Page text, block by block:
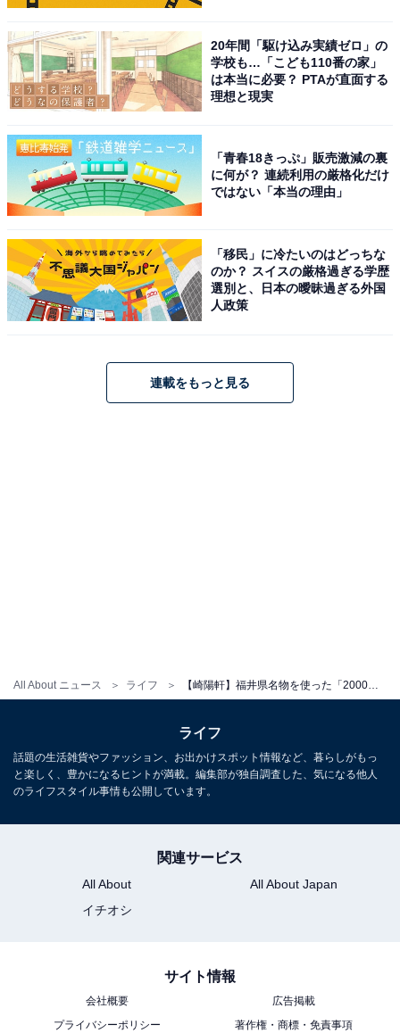
All About ニュース ライフ
福笑御膳（税込2000円）※完全予約販売
「全国に誇る美食の宝庫といわれる福井県の魅力が詰ま
ったお弁当を食べることで自然と笑顔になっていただき
たい」という願いが込められています。『小山薫堂 東京
掛け紙には小山薫堂さんによる「福笑御膳」の題字、福
井県の代表的な観光地である「三方五湖」「丸岡城」
福井県の魅力が詰まった「福笑御膳」食べてみ
20年間「駆け込み実績ゼロ」の
学校も…「こども110番の家」
は本当に必要？ PTAが直面する
理想と現実
「青春18きっぷ」販売激減の裏
に何が？ 連続利用の厳格化だけ
ではない「本当の理由」
「移民」に冷たいのはどっちな
のか？ スイスの厳格過ぎる学歴
選別と、日本の曖昧過ぎる外国
人政策
連載をもっと見る
ライフ
話題の生活雑貨やファッション、お出かけスポット情報など、暮らしがもっ
と楽しく、豊かになるヒントが満載。編集部が独自調査した、気になる他人
のライフスタイル事情も公開しています。
関連サービス
All About
All About Japan
イチオシ
サイト情報
会社概要
広告掲載
プライバシーポリシー
著作権・商標・免責事項